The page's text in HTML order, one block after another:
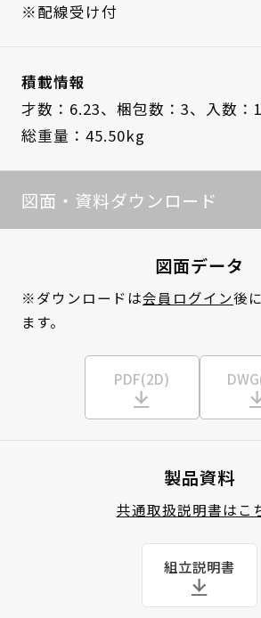
※配線受け付
積載情報
才数：6.23、 梱包数：3、 入数：1
総重量：45.50kg
図面・資料ダウンロード
図面データ
※ダウンロードは会員ログイン後
ます。
PDF(2D)
製品資料
共通取扱説明書はこ
組立説明書